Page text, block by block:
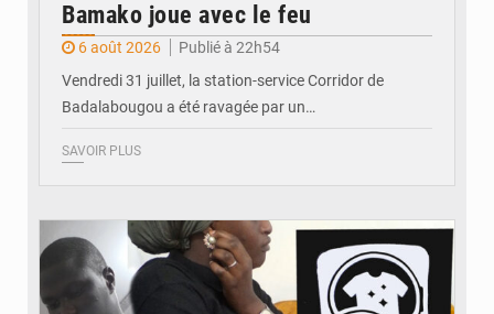
Bamako joue avec le feu
6 août 2026
Publié à 22h54
Vendredi 31 juillet, la station-service Corridor de
Badalabougou a été ravagée par un…
SAVOIR PLUS